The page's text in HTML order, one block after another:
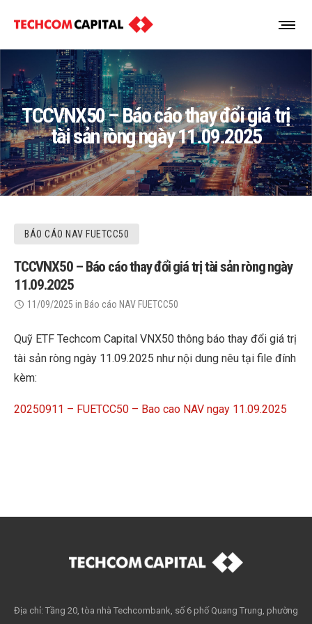
TCCVNX50 – Báo cáo thay đổi giá trị
tài sản ròng ngày 11.09.2025
BÁO CÁO NAV FUETCC50
TCCVNX50 – Báo cáo thay đổi giá trị tài sản ròng ngày
11.09.2025
11/09/2025 in Báo cáo NAV FUETCC50
Quỹ ETF Techcom Capital VNX50 thông báo thay đổi giá trị
tài sản ròng ngày 11.09.2025 như nội dung nêu tại file đính
kèm:
20250911 – FUETCC50 – Bao cao NAV ngay 11.09.2025
Địa chỉ: Tầng 20, tòa nhà Techcombank, số 6 phố Quang Trung, phường